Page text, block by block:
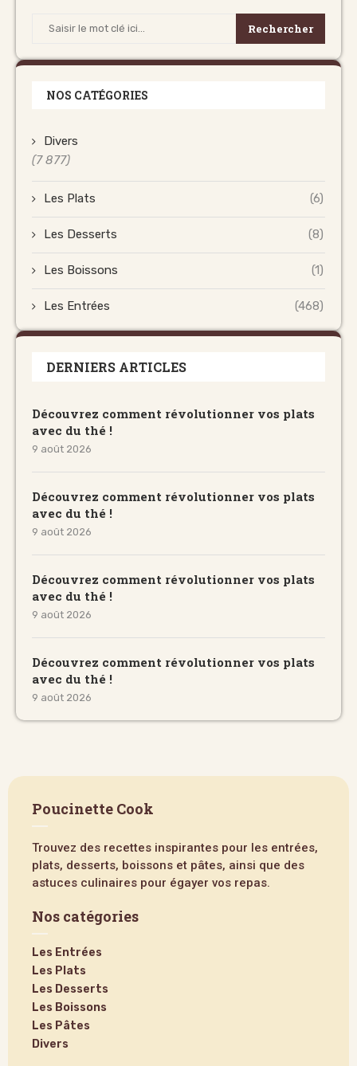
Rechercher
NOS CATÉGORIES
Divers
(7 877)
Les Plats (6)
Les Desserts (8)
Les Boissons (1)
Les Entrées (468)
DERNIERS ARTICLES
Découvrez comment révolutionner vos plats
avec du thé !
9 août 2026
Découvrez comment révolutionner vos plats
avec du thé !
9 août 2026
Découvrez comment révolutionner vos plats
avec du thé !
9 août 2026
Découvrez comment révolutionner vos plats
avec du thé !
9 août 2026
Poucinette Cook
Trouvez des recettes inspirantes pour les entrées,
plats, desserts, boissons et pâtes, ainsi que des
astuces culinaires pour égayer vos repas.
Nos catégories
Les Entrées
Les Plats
Les Desserts
Les Boissons
Les Pâtes
Divers